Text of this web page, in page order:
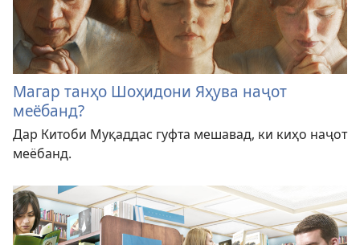
Магар танҳо Шоҳидони Яҳува наҷот
меёбанд?
Дар Китоби Муқаддас гуфта мешавад, ки киҳо наҷот
меёбанд.